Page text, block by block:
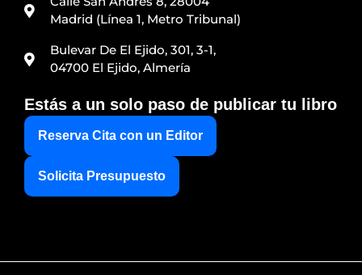
Madrid (Línea 1, Metro Tribunal)
Bulevar De El Ejido, 301, 3-1,
04700 El Ejido, Almería
Estás a un solo paso de publicar tu libro
Reserva Cita con un Editor
Solicita Presupuesto